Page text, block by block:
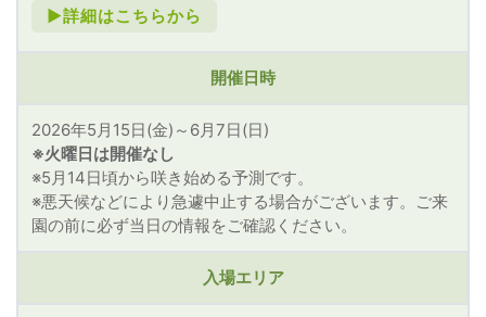
►詳細はこちらから
開催日時
2026年5月15日(金)～6月7日(日)
※火曜日は開催なし
※5月14日頃から咲き始める予測です。
※悪天候などにより急遽中止する場合がございます。ご来
園の前に必ず当日の情報をご確認ください。
入場エリア